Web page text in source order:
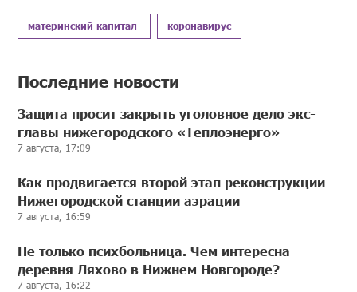
материнский капитал коронавирус
Последние новости
Защита просит закрыть уголовное дело экс-
главы нижегородского «Теплоэнерго»
7 августа, 17:09
Как продвигается второй этап реконструкции
Нижегородской станции аэрации
7 августа, 16:59
Не только психбольница. Чем интересна
деревня Ляхово в Нижнем Новгороде?
7 августа, 16:22